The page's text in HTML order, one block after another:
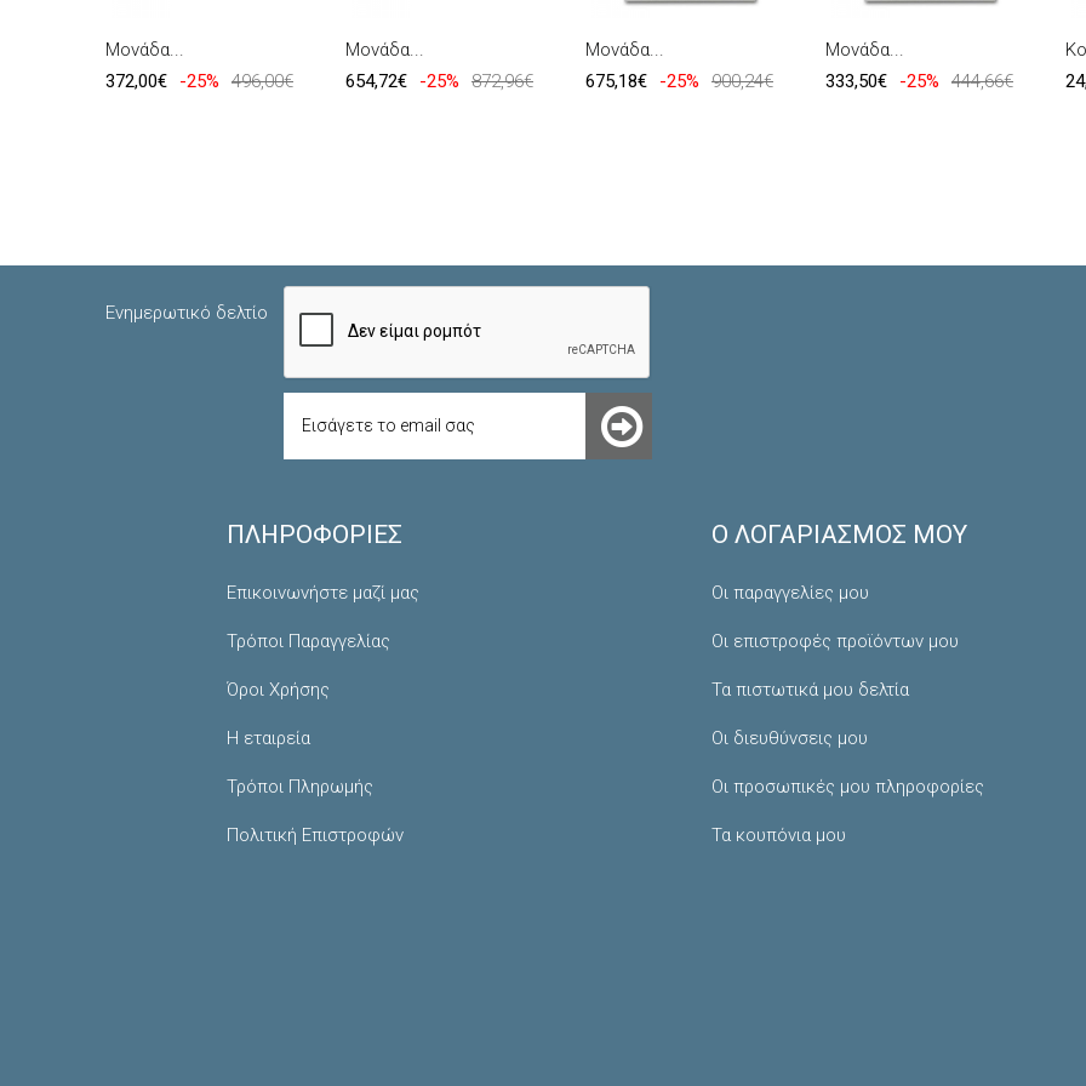
Μονάδα...
372,00€
-25% 496,00€
Μονάδα...
654,72€
-25% 872,96€
Μονάδα...
675,18€
-25% 900,24€
Μονάδα...
333,50€
-25% 444,66€
Ενημερωτικό δελτίο
ΠΛΗΡΟΦΟΡΊΕΣ
Επικοινωνήστε μαζί μας
Τρόποι Παραγγελίας
Όροι Χρήσης
Η εταιρεία
Τρόποι Πληρωμής
Πολιτική Επιστροφών
Ο ΛΟΓΑΡΙΑΣΜΌΣ ΜΟΥ
Οι παραγγελίες μου
Οι επιστροφές προϊόντων μου
Τα πιστωτικά μου δελτία
Οι διευθύνσεις μου
Οι προσωπικές μου πληροφορίες
Τα κουπόνια μου